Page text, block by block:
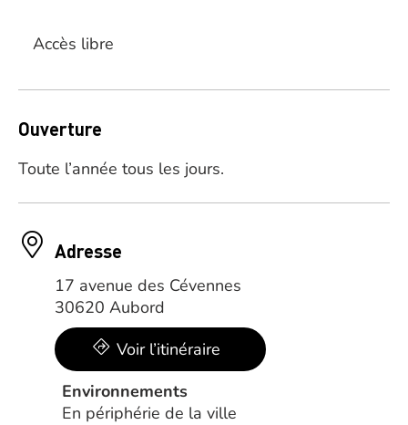
Accès libre
Ouverture
Toute l’année tous les jours.
Adresse
17 avenue des Cévennes
30620 Aubord
Voir l’itinéraire
Environnements
En périphérie de la ville